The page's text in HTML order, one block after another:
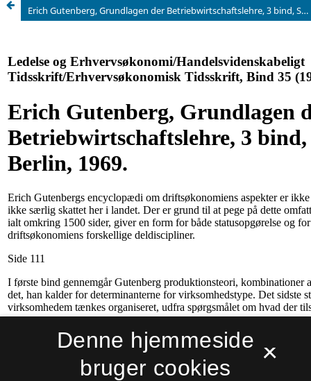
Erich Gutenberg, Grundlagen der Betriebwirtschaftslehre, 3 bind, Springer, Berlin, 1969.
×
Denne hjemmeside
bruger cookies